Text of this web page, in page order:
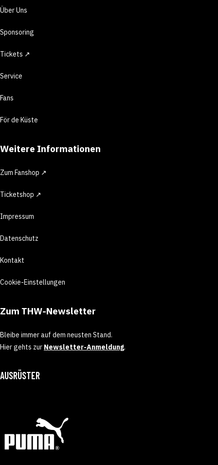
Über Uns
Sponsoring
Tickets ↗
Service
Fans
För de Küste
Weitere Informationen
Zum Fanshop ↗
Ticketshop ↗
Impressum
Datenschutz
Kontakt
Cookie-Einstellungen
Zum THW-Newsletter
Bleibe immer auf dem neusten Stand.
Hier gehts zur Newsletter-Anmeldung.
AUSRÜSTER